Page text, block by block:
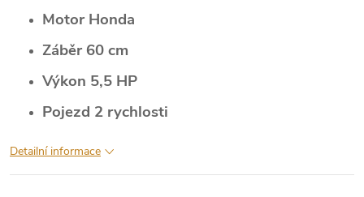
Motor Honda
Záběr 60 cm
Výkon 5,5 HP
Pojezd 2 rychlosti
Detailní informace